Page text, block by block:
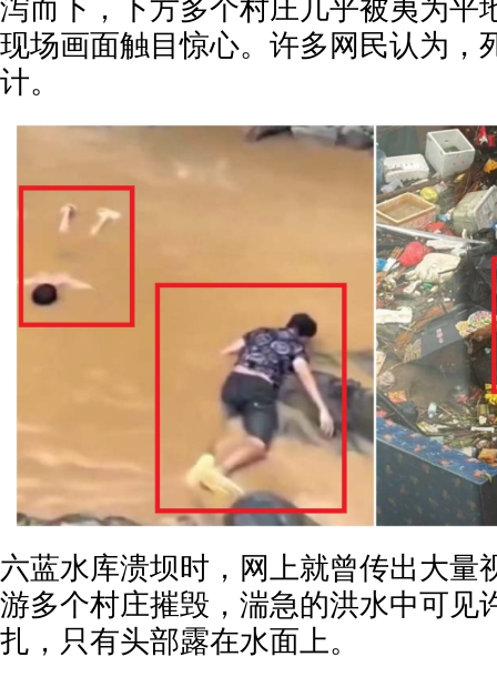
泻而下，下方多个村庄几乎被夷为平
现场画面触目惊心。许多网民认为，
计。
六蓝水库溃坝时，网上就曾传出大量
游多个村庄摧毁，湍急的洪水中可见
扎，只有头部露在水面上。